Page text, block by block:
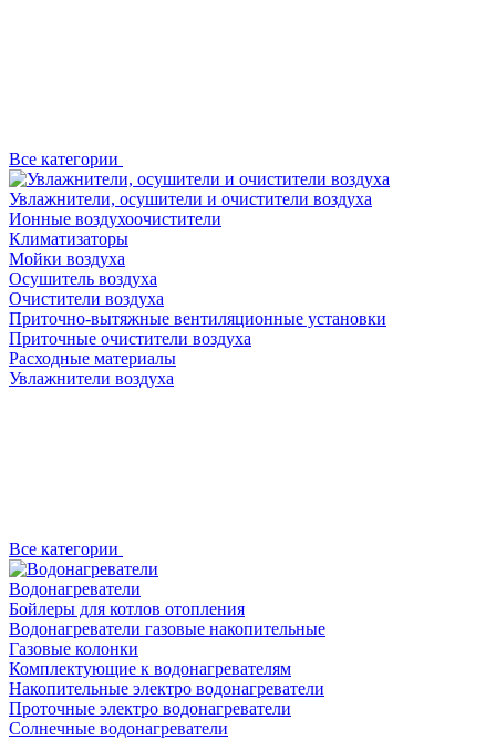
Все категории
Увлажнители, осушители и очистители воздуха
Ионные воздухоочистители
Климатизаторы
Мойки воздуха
Осушитель воздуха
Очистители воздуха
Приточно-вытяжные вентиляционные установки
Приточные очистители воздуха
Расходные материалы
Увлажнители воздуха
Все категории
Водонагреватели
Бойлеры для котлов отопления
Водонагреватели газовые накопительные
Газовые колонки
Комплектующие к водонагревателям
Накопительные электро водонагреватели
Проточные электро водонагреватели
Солнечные водонагреватели